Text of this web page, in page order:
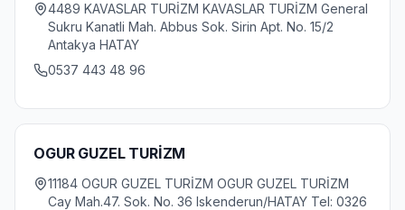
4489 KAVASLAR TURİZM KAVASLAR TURİZM General
Sukru Kanatli Mah. Abbus Sok. Sirin Apt. No. 15/2
Antakya HATAY
0537 443 48 96
OGUR GUZEL TURİZM
11184 OGUR GUZEL TURİZM OGUR GUZEL TURİZM
Cay Mah.47. Sok. No. 36 Iskenderun/HATAY Tel: 0326